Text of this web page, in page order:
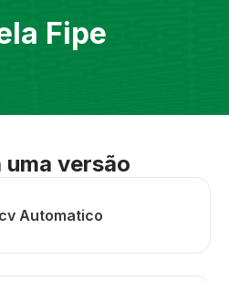
Fipe
uma versão
Automatico